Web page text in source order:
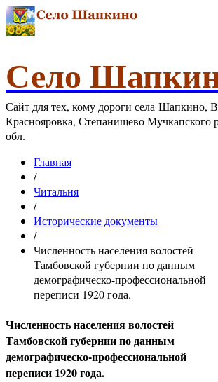
Село
Сайт для тех, кому дороги села Шапкино,
Краснояровка, Степанищево Мучкапского
обл.
Главная
/
Читальня
/
Исторические документы
/
Численность населения волостей
Тамбовской губернии по данным
демографическо-профессиональной
переписи 1920 года.
Численность населения волостей
Тамбовской губернии по данным
демографическо-профессиональной
переписи 1920 года.